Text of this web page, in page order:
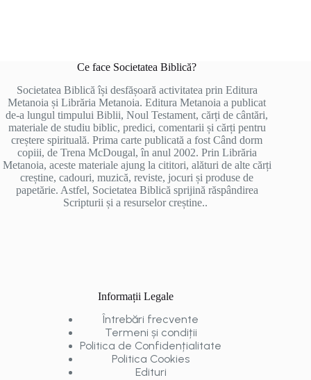
Ce face Societatea Biblică?
Societatea Biblică își desfășoară activitatea prin Editura
Metanoia și Librăria Metanoia. Editura Metanoia a publicat
de-a lungul timpului Biblii, Noul Testament, cărți de cântări,
materiale de studiu biblic, predici, comentarii și cărți pentru
creștere spirituală. Prima carte publicată a fost Când dorm
copiii, de Trena McDougal, în anul 2002. Prin Librăria
Metanoia, aceste materiale ajung la cititori, alături de alte cărți
creștine, cadouri, muzică, reviste, jocuri și produse de
papetărie. Astfel, Societatea Biblică sprijină răspândirea
Scripturii și a resurselor creștine..
Informații Legale
Întrebări frecvente
Termeni și condiții
Politica de Confidențialitate
Politica Cookies
Edituri